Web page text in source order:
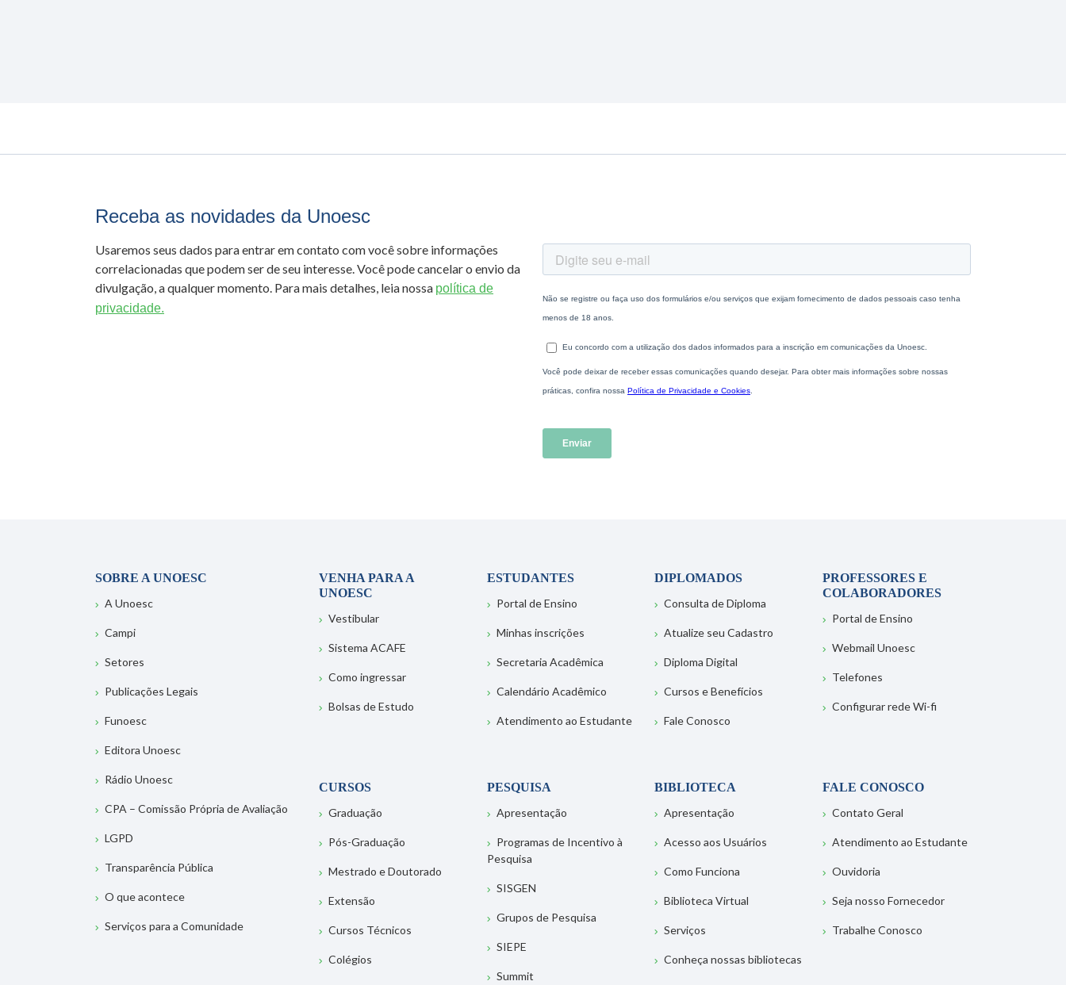
Receba as novidades da Unoesc
Usaremos seus dados para entrar em contato com você sobre informações
correlacionadas que podem ser de seu interesse. Você pode cancelar o envio da
divulgação, a qualquer momento. Para mais detalhes, leia nossa política de
privacidade.
SOBRE A UNOESC
A Unoesc
Campi
Setores
Publicações Legais
Funoesc
Editora Unoesc
Rádio Unoesc
CPA – Comissão Própria de Avaliação
LGPD
Transparência Pública
O que acontece
Serviços para a Comunidade
VENHA PARA A
UNOESC
Vestibular
Sistema ACAFE
Como ingressar
Bolsas de Estudo
ESTUDANTES
Portal de Ensino
Minhas inscrições
Secretaria Acadêmica
Calendário Acadêmico
Atendimento ao Estudante
DIPLOMADOS
Consulta de Diploma
Atualize seu Cadastro
Diploma Digital
Cursos e Benefícios
Fale Conosco
PROFESSORES E
COLABORADORES
Portal de Ensino
Webmail Unoesc
Telefones
Configurar rede Wi-fi
CURSOS
Graduação
Pós-Graduação
Mestrado e Doutorado
Extensão
Cursos Técnicos
Colégios
PESQUISA
Apresentação
Programas de Incentivo à
Pesquisa
SISGEN
Grupos de Pesquisa
SIEPE
Summit
BIBLIOTECA
Apresentação
Acesso aos Usuários
Como Funciona
Biblioteca Virtual
Serviços
Conheça nossas bibliotecas
FALE CONOSCO
Contato Geral
Atendimento ao Estudante
Ouvidoria
Seja nosso Fornecedor
Trabalhe Conosco